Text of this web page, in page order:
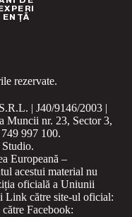
ENȚĂ
rezervate.
| J40/9146/2003 |
Muncii nr. 23, Sector 3,
997 100.
.
Europeană –
acestui material nu
oficială a Uniunii
Link către site-ul oficial:
Facebook: